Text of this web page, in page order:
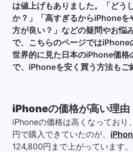
は値上げもありました。「どう
か？」「高すぎるからiPhone
方が良い？」などの疑問やお悩
で、こちらのページではiPhone
世界的に見た日本のiPhone価格
で、iPhoneを安く買う方法もご
iPhoneの価格が高い理由
iPhoneの価格は高くなっており
円で購入できていたのが、
124,800円まで上がっています